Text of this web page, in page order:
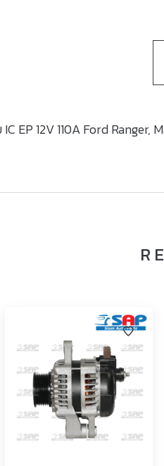
EP 12V 110A Ford